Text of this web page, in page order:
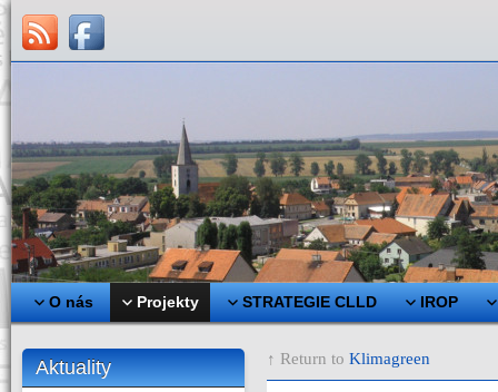
O nás Projekty STRATEGIE CLLD IROP
Aktuality ↑ Return to Klimagreen